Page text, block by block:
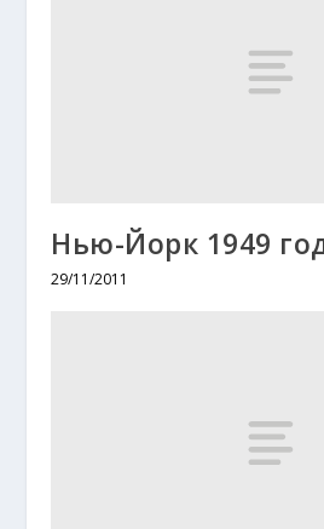
Нью-Йорк 1949
29/11/2011